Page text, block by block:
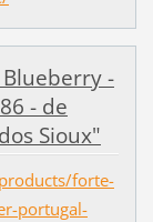
Blueberry -
- de
Sioux"
forte-
portugal-